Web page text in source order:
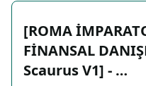
[ROMA
FİNANSAL
Scaurus V1] - …